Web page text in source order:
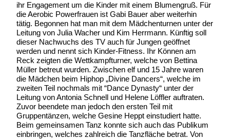
ihr Engagement um die Kinder mit einem Blumengruß. Für
die Aerobic Powerfrauen ist Gabi Bauer aber weiterhin
tätig. Begonnen hat man mit dem Mädchenturnen unter der
Leitung von Julia Wacher und Kim Herrmann. Künftig soll
dieser Nachwuchs des TV auch für Jungen geöffnet
werden und nennt sich Kinder-Fitness. Ihr Können am
Reck zeigten die Wettkampfturner, welche von Bettina
Müller betreut wurden. Zwischen elf und 15 Jahre waren
die Mädchen beim Hiphop „Divine Dancers“, welche im
zweiten Teil nochmals mit “Dance Dynasty“ unter der
Leitung von Antonia Schnell und Helene Löffler auftraten.
Zuvor beendete man jedoch den ersten Teil mit
Gruppentänzen, welche Gesine Heppt einstudiert hatte.
Beim gemeinsamen Tanz konnte sich auch das Publikum
einbringen, welches zahlreich die Tanzfläche betrat. Von